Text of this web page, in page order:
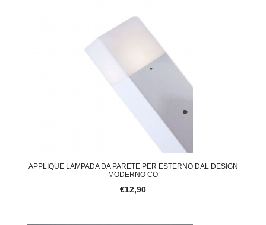
APPLIQUE LAMPADA DA PARETE PER ESTERNO DAL DESIGN
MODERNO CO
€12,90